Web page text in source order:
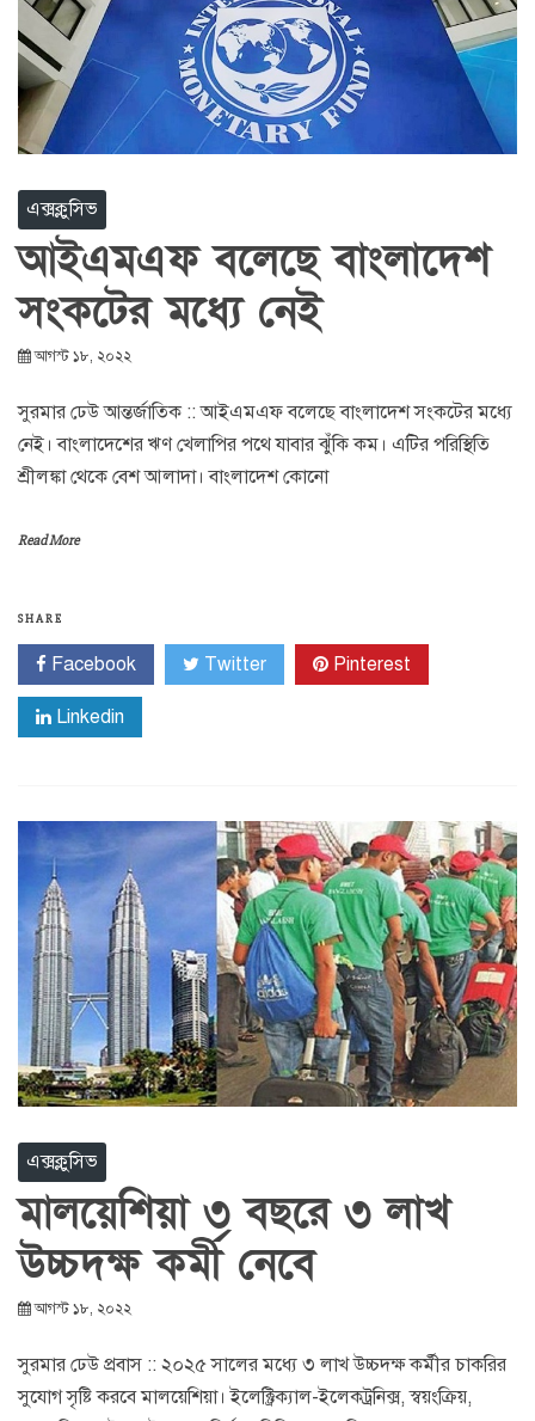
এক্সক্লুসিভ
আইএমএফ বলেছে বাংলাদেশ
সংকটের মধ্যে নেই
আগস্ট ১৮, ২০২২
সুরমার ঢেউ আন্তর্জাতিক :: আইএমএফ বলেছে বাংলাদেশ সংকটের মধ্যে
নেই। বাংলাদেশের ঋণ খেলাপির পথে যাবার ঝুঁকি কম। এটির পরিস্থিতি
শ্রীলঙ্কা থেকে বেশ আলাদা। বাংলাদেশ কোনো
Read More
SHARE
Facebook Twitter Pinterest
Linkedin
এক্সক্লুসিভ
মালয়েশিয়া ৩ বছরে ৩ লাখ
উচ্চদক্ষ কর্মী নেবে
আগস্ট ১৮, ২০২২
সুরমার ঢেউ প্রবাস :: ২০২৫ সালের মধ্যে ৩ লাখ উচ্চদক্ষ কর্মীর চাকরির
সুযোগ সৃষ্টি করবে মালয়েশিয়া। ইলেক্ট্রিক্যাল-ইলেকট্রনিক্স, স্বয়ংক্রিয়,